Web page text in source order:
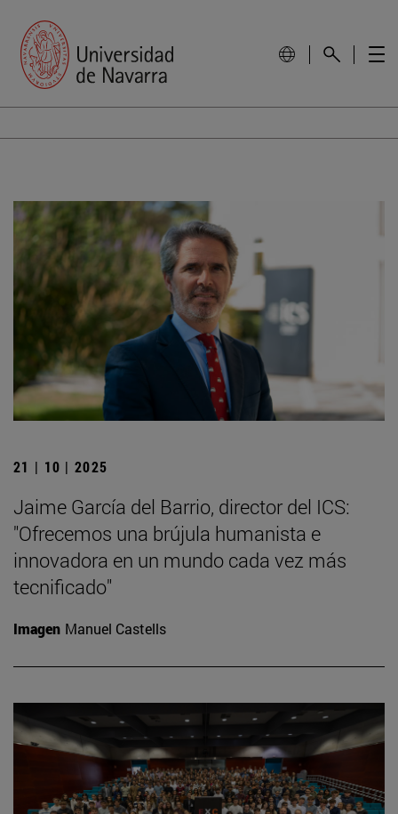
21 | 10 | 2025
Jaime García del Barrio, director del ICS:
"Ofrecemos una brújula humanista e
innovadora en un mundo cada vez más
tecnificado"
Imagen Manuel Castells